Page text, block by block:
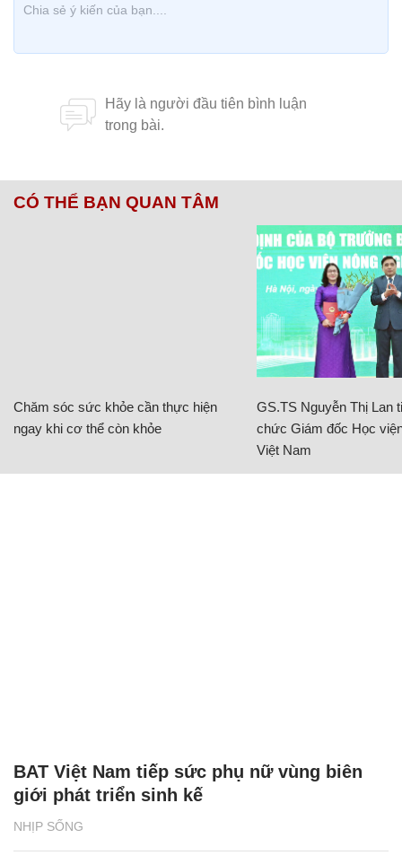
CÓ THỂ BẠN QUAN TÂM
Chăm sóc sức khỏe cần thực hiện
ngay khi cơ thể còn khỏe
GS.TS Nguyễn Thị Lan
chức Giám đốc Học
Việt Nam
NHỊP SỐNG
BAT Việt Nam tiếp sức phụ nữ vùng biên
giới phát triển sinh kế